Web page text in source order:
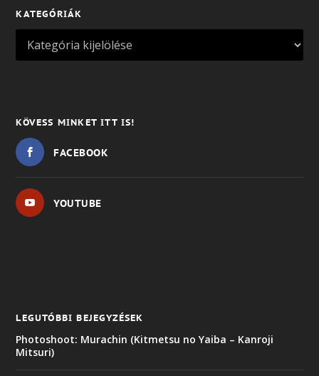
KATEGÓRIÁK
KÖVESS MINKET ITT IS!
FACEBOOK
YOUTUBE
LEGUTÓBBI BEJEGYZÉSEK
Photoshoot: Murachin (Kitmetsu no Yaiba – Kanroji
Mitsuri)